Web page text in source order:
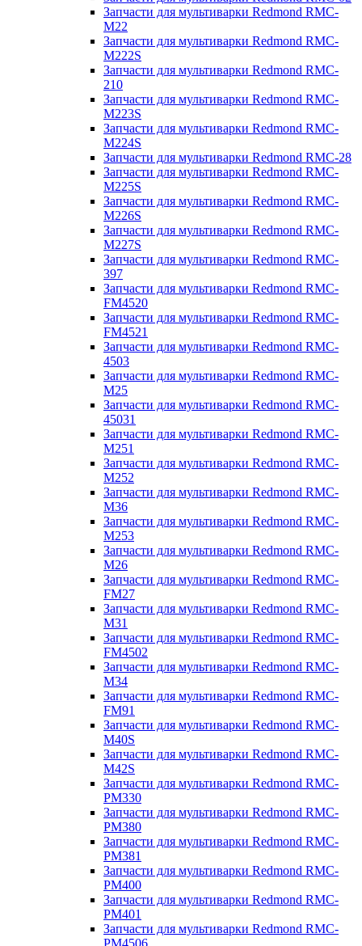
Запчасти для мультиварки Redmond RMC-
M22
Запчасти для мультиварки Redmond RMC-
M222S
Запчасти для мультиварки Redmond RMC-
210
Запчасти для мультиварки Redmond RMC-
M223S
Запчасти для мультиварки Redmond RMC-
M224S
Запчасти для мультиварки Redmond RMC-28
Запчасти для мультиварки Redmond RMC-
M225S
Запчасти для мультиварки Redmond RMC-
M226S
Запчасти для мультиварки Redmond RMC-
M227S
Запчасти для мультиварки Redmond RMC-
397
Запчасти для мультиварки Redmond RMC-
FM4520
Запчасти для мультиварки Redmond RMC-
FM4521
Запчасти для мультиварки Redmond RMC-
4503
Запчасти для мультиварки Redmond RMC-
M25
Запчасти для мультиварки Redmond RMC-
45031
Запчасти для мультиварки Redmond RMC-
M251
Запчасти для мультиварки Redmond RMC-
M252
Запчасти для мультиварки Redmond RMC-
M36
Запчасти для мультиварки Redmond RMC-
M253
Запчасти для мультиварки Redmond RMC-
M26
Запчасти для мультиварки Redmond RMC-
FM27
Запчасти для мультиварки Redmond RMC-
M31
Запчасти для мультиварки Redmond RMC-
FM4502
Запчасти для мультиварки Redmond RMC-
M34
Запчасти для мультиварки Redmond RMC-
FM91
Запчасти для мультиварки Redmond RMC-
M40S
Запчасти для мультиварки Redmond RMC-
M42S
Запчасти для мультиварки Redmond RMC-
PM330
Запчасти для мультиварки Redmond RMC-
PM380
Запчасти для мультиварки Redmond RMC-
PM381
Запчасти для мультиварки Redmond RMC-
PM400
Запчасти для мультиварки Redmond RMC-
PM401
Запчасти для мультиварки Redmond RMC-
PM4506